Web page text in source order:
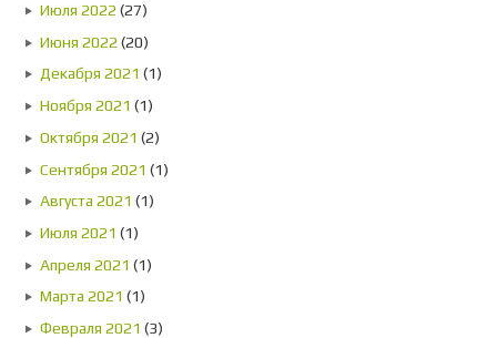
Июля 2022 (27)
Июня 2022 (20)
Декабря 2021 (1)
Ноября 2021 (1)
Октября 2021 (2)
Сентября 2021 (1)
Августа 2021 (1)
Июля 2021 (1)
Апреля 2021 (1)
Марта 2021 (1)
Февраля 2021 (3)